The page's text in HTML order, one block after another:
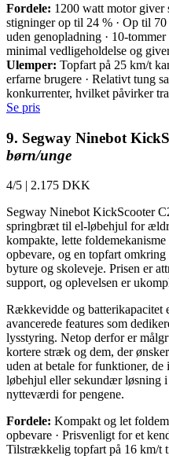
Fordele: 1200 watt motor giver
stigninger op til 24 % · Op til
uden genopladning · 10-
minimal vedligeholdelse og
Ulemper: Topfart på 25 km/t
erfarne brugere · Relativt tung
konkurrenter, hvilket påvirker
Se pris
9. Segway Ninebot
børn/unge
4/5 | 2.175 DKK
Segway Ninebot KickScooter
springbræt til el-løbehjul for
kompakte, lette
opbevare, og en topfart
byture og skoleveje. Prisen er
support, og oplevelsen er
Rækkevidde og batterikapacitet
avancerede features som
lysstyring. Netop derfor er
kortere stræk og dem, der
uden at betale for funktioner,
løbehjul eller sekundær løsning
nytteværdi for pengene.
Fordele: Kompakt og let
opbevare · Prisvenligt for et
Tilstrækkelig topfart på 16 km/t